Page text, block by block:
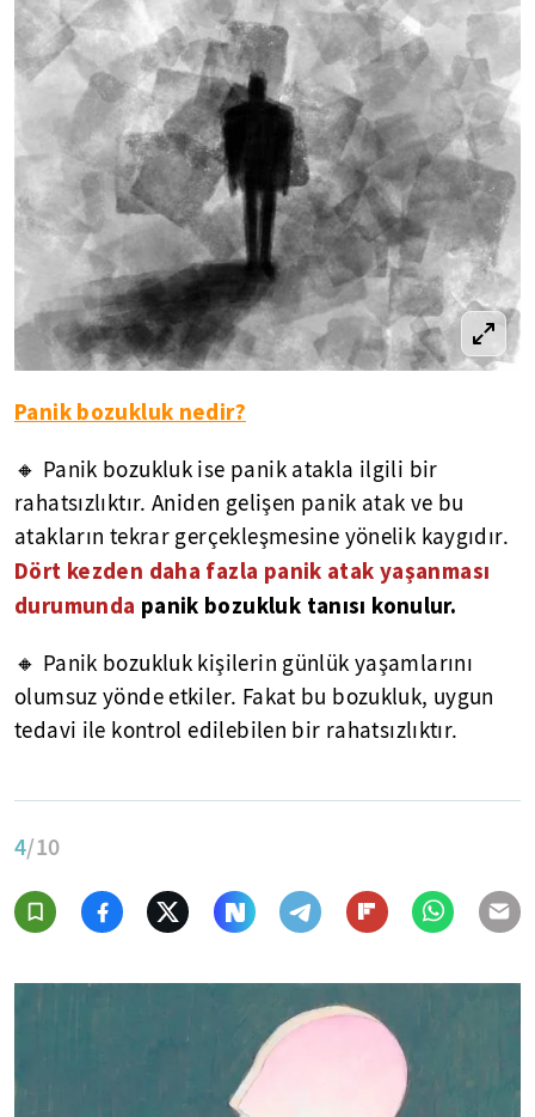
Panik bozukluk nedir?
🔸 Panik bozukluk ise panik atakla ilgili bir
rahatsızlıktır. Aniden gelişen panik atak ve bu
atakların tekrar gerçekleşmesine yönelik kaygıdır.
Dört kezden daha fazla panik atak yaşanması
durumunda panik bozukluk tanısı konulur.
🔸 Panik bozukluk kişilerin günlük yaşamlarını
olumsuz yönde etkiler. Fakat bu bozukluk, uygun
tedavi ile kontrol edilebilen bir rahatsızlıktır.
4/10